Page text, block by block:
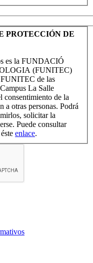
PROTECCIÓN DE
es la FUNDACIÓ
(FUNITEC)
de las
La Salle
consentimiento de la
a otras personas. Podrá
solicitar la
Puede consultar
enlace.